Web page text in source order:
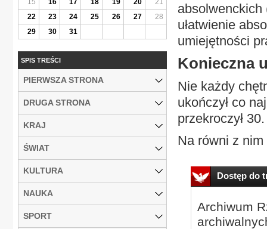
absolwenckich
ułatwienie
umiejętności
Konieczna
Nie każdy
ukończył co
przekroczył
Na równi z
Dostęp do
Archiwum
22
23 24 25 26 27
28
29
30 31
SPIS TREŚCI
PIERWSZA STRONA
DRUGA STRONA
KRAJ
ŚWIAT
KULTURA
NAUKA
SPORT